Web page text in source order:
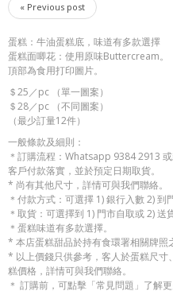
« Previous post
蛋糕：牛油蛋糕底，味道有多款選擇
蛋糕面唧花：使用原味Buttercream。
頂部為食用打印圖片。
＄25／pc （單一圖案）
＄28／pc （不同圖案）
（最少訂量12件）
一般條款及細則：
＊訂購流程：Whatsapp 9384 2913
客戶付款落實，並於預定日期取貨。
* 尚有其他尺寸，詳情可與我們聯絡。
＊付款方式：可選擇 1) 銀行入數 2)
＊取貨：可選擇到 1) 門市自取或 2) 送
＊蛋糕味道有多款選擇。
* 本店蛋糕甜品於持有食環署相關牌照
* 以上價錢只供參考，客人於蛋糕尺寸
糕價格，詳情可與我們聯絡。
＊ 訂購前，可點擊「常見問題」了解更